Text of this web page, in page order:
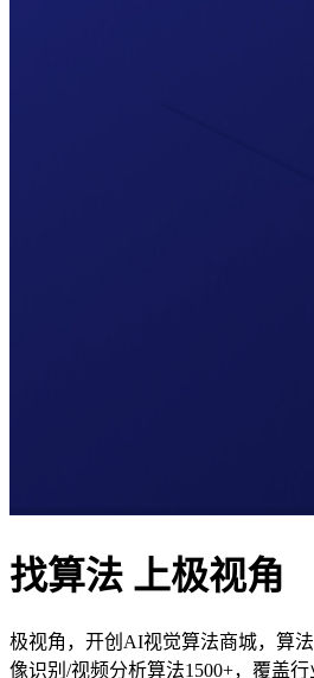
找算法 上极视角
极视角，开创AI视觉算法商城，算
像识别/视频分析算法1500+，覆盖行